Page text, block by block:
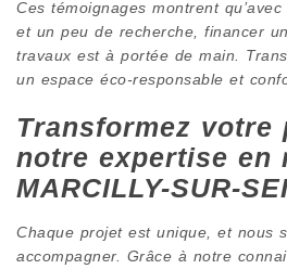
Ces témoignages montrent
et un peu de recherche, financer
travaux est à portée de main.
un espace éco-responsable et
Transformez votre
notre expertise en
MARCILLY-SUR-
Chaque projet est unique, et nous
accompagner. Grâce à notre